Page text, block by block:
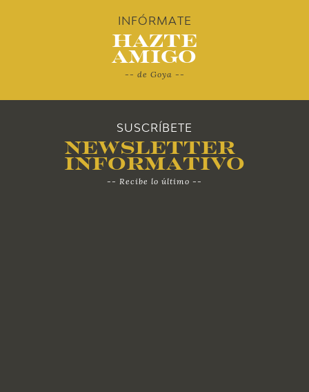
INFÓRMATE
Hazte
Amigo
-- de Goya --
SUSCRÍBETE
Newsletter
Informativo
-- Recibe lo último --